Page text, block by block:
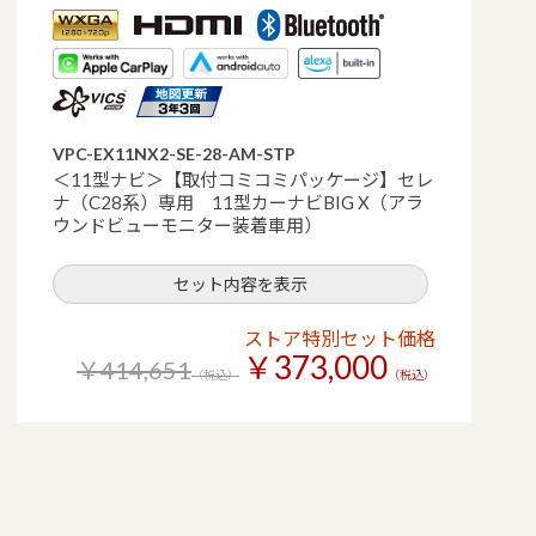
VPC-EX11NX2-SE-28-AM-STP
＜11型ナビ＞【取付コミコミパッケージ】セレ
ナ（C28系）専用 11型カーナビBIG X（アラ
ウンドビューモニター装着車用）
セット内容を表示
ストア特別セット価格
￥414,651（税込） ￥373,000 （税込）